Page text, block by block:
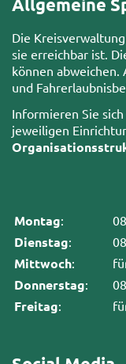
Die
sie erreichbar ist.
können abweichen.
und
Informieren Sie
jeweiligen
Montag:
Dienstag:
Mittwoch:
Donnerstag:
Freitag: